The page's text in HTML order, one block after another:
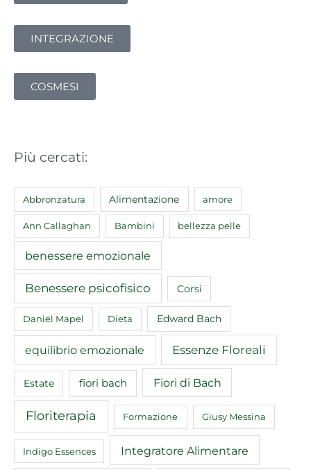
INTEGRAZIONE
COSMESI
Più cercati:
Abbronzatura Alimentazione amore
Ann Callaghan Bambini bellezza pelle
benessere emozionale
Benessere psicofisico Corsi
Daniel Mapel Dieta Edward Bach
equilibrio emozionale Essenze Floreali
Estate fiori bach Fiori di Bach
Floriterapia Formazione Giusy Messina
Indigo Essences Integratore Alimentare